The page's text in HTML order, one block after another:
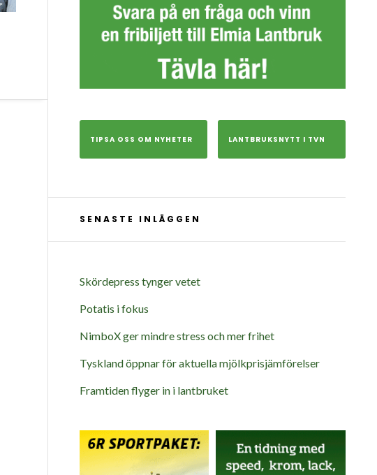
TIPSA OSS OM NYHETER LANTBRUKSNYTT I TVN
SENASTE INLÄGGEN
Skördepress tynger vetet
Potatis i fokus
NimboX ger mindre stress och mer frihet
Tyskland öppnar för aktuella mjölkprisjämförelser
Framtiden flyger in i lantbruket